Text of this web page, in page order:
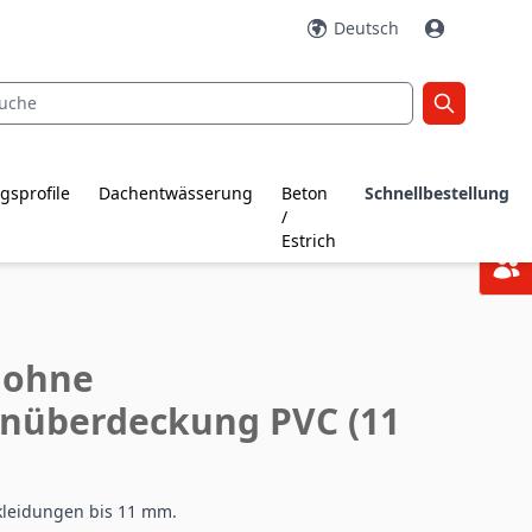
Deutsch
Dachentwässerung
Beton
/
Estrich
Schnellbestellung
PVC (11
bis 11 mm.